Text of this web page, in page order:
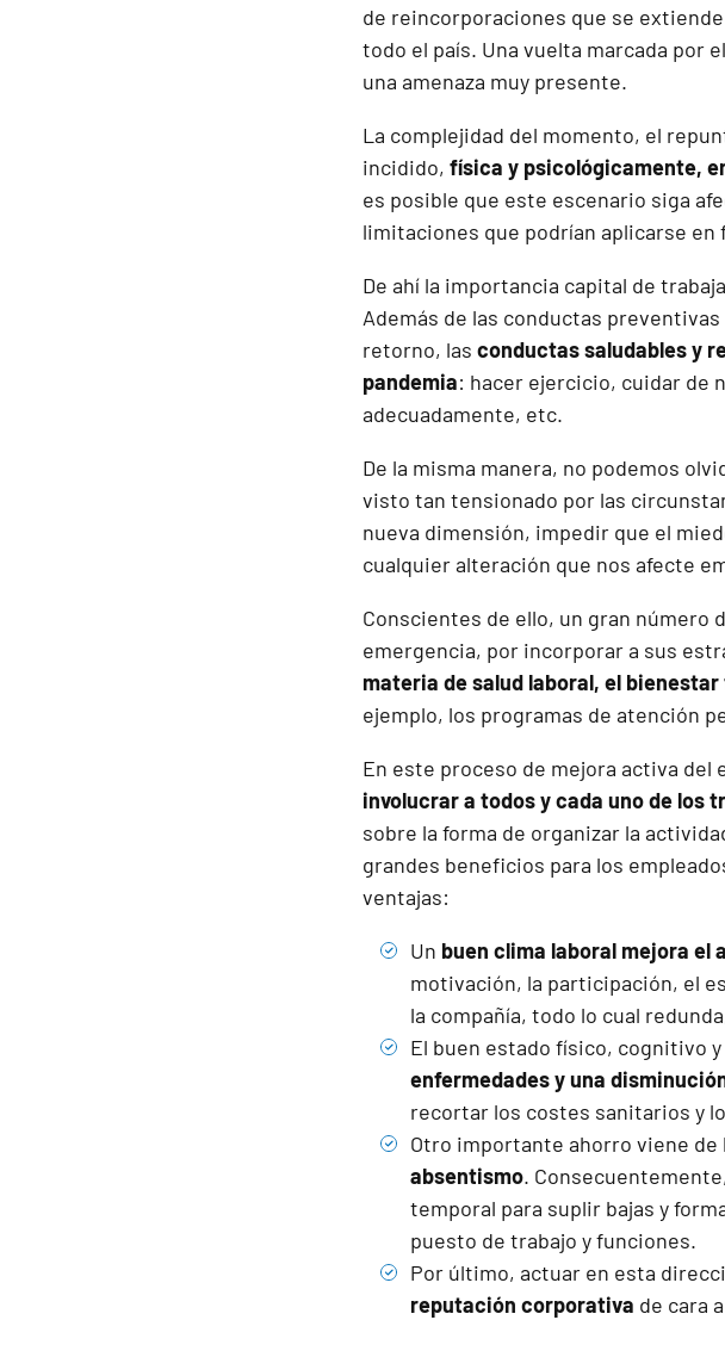
de reincorporaciones que se
todo el país. Una vuelta marcada por
una amenaza muy presente.
La complejidad del momento, el
incidido, física y psicológicamente,
es posible que este escenario siga
limitaciones que podrían aplicarse
De ahí la importancia capital de
Además de las conductas
retorno, las conductas saludables y
pandemia: hacer ejercicio, cuidar de
adecuadamente, etc.
De la misma manera, no podemos
visto tan tensionado por las
nueva dimensión, impedir que el
cualquier alteración que nos afecte
Conscientes de ello, un gran número
emergencia, por incorporar a sus
materia de salud laboral, el
ejemplo, los programas de atención
En este proceso de mejora activa del
involucrar a todos y cada uno de los
sobre la forma de organizar la
grandes beneficios para los
ventajas:
Un buen clima laboral mejora el
motivación, la participación, el
la compañía, todo lo cual
El buen estado físico, cognitivo
enfermedades y una
recortar los costes sanitarios y
Otro importante ahorro viene de
absentismo.
temporal para suplir bajas y
puesto de trabajo y funciones.
Por último, actuar en esta
reputación corporativa de cara